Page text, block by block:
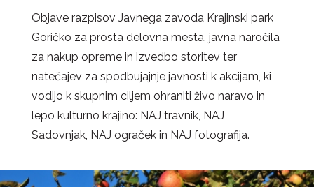
Objave razpisov Javnega zavoda Krajinski park
Goričko za prosta delovna mesta, javna naročila
za nakup opreme in izvedbo storitev ter
natečajev za spodbujajnje javnosti k akcijam, ki
vodijo k skupnim ciljem ohraniti živo naravo in
lepo kulturno krajino: NAJ travnik, NAJ
Sadovnjak, NAJ ograček in NAJ fotografija.